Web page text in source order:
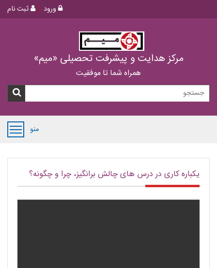
ثبت نام ورود
مرکز هدایت و پیشرفت تحصیلی «میم»
همراه شما تا موفقیت
منو
یکباره کاری در درس های چالش برانگیز، چرا و چگونه؟